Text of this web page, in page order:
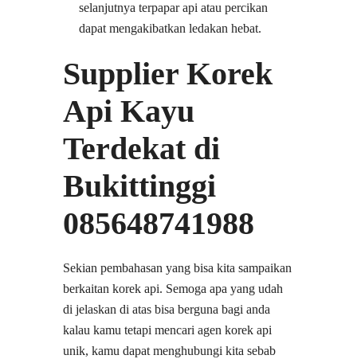
selanjutnya terpapar api atau percikan
dapat mengakibatkan ledakan hebat.
Supplier Korek
Api Kayu
Terdekat di
Bukittinggi
085648741988
Sekian pembahasan yang bisa kita sampaikan
berkaitan korek api. Semoga apa yang udah
di jelaskan di atas bisa berguna bagi anda
kalau kamu tetapi mencari agen korek api
unik, kamu dapat menghubungi kita sebab